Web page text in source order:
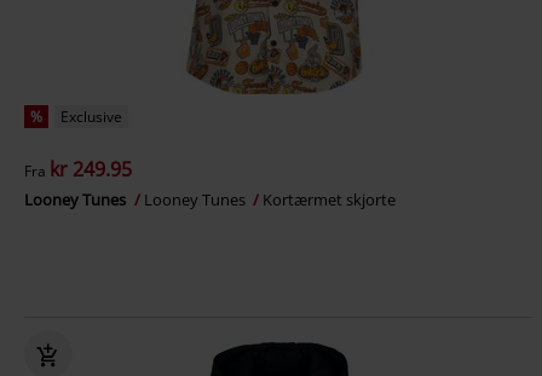
% Exclusive
Fra kr 249.95
Looney Tunes Looney Tunes Kortærmet skjorte